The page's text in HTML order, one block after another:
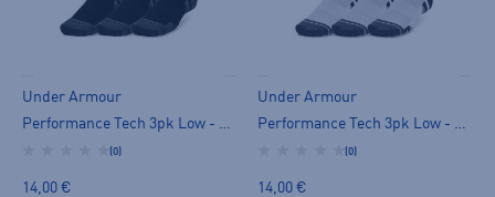
Under Armour
Performance Tech 3pk Low - miesten varrettomat sukat
(0)
14,00 €
Under Armour
Performance Tech 3pk Low - miesten varrettomat sukat
(0)
14,00 €